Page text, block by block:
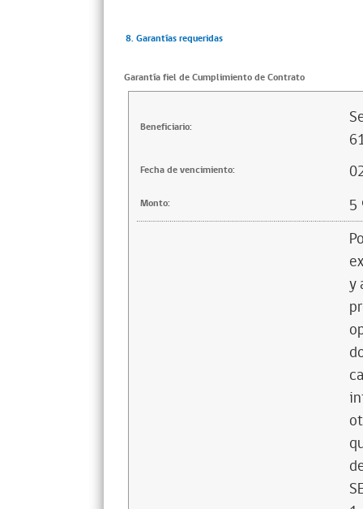
8. Garantías requeridas
Garantía fiel de Cumplimiento de Contrato
Beneficiario:
Fecha de vencimiento:
Monto: 5
y